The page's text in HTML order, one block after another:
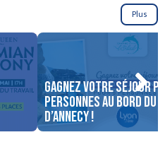
Plus
Gagnez votre séjour
personnes au bord du
d’Annecy !